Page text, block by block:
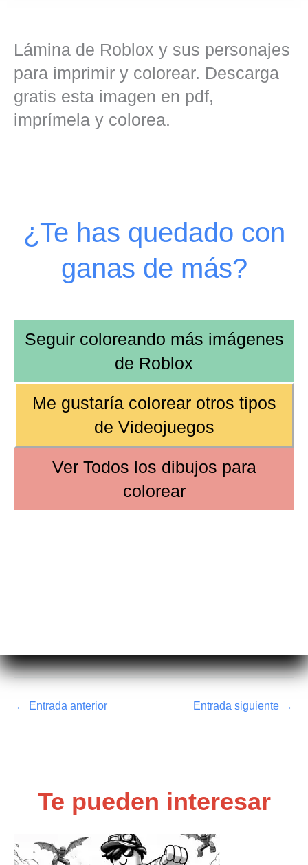
Lámina de Roblox y sus personajes
para imprimir y colorear. Descarga
gratis esta imagen en pdf,
imprímela y colorea.
¿Te has quedado con
ganas de más?
Seguir coloreando más imágenes
de Roblox
Me gustaría colorear otros tipos
de Videojuegos
Ver Todos los dibujos para
colorear
← Entrada anterior Entrada siguiente →
Te pueden interesar